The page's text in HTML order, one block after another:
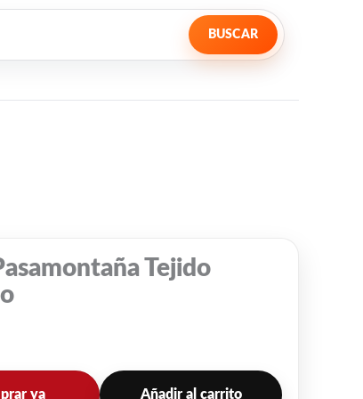
BUSCAR
Tejido
ya Añadir al carrito